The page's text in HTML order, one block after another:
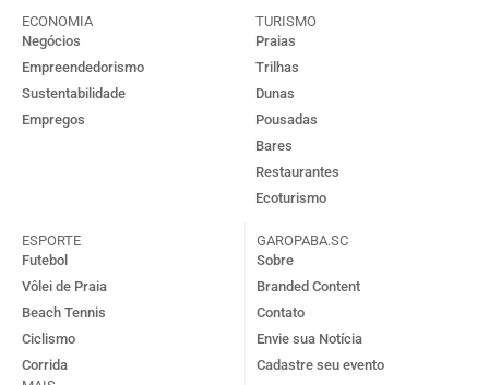
ECONOMIA
Negócios
Empreendedorismo
Sustentabilidade
Empregos
TURISMO
Praias
Trilhas
Dunas
Pousadas
Bares
Restaurantes
Ecoturismo
ESPORTE
Futebol
Vôlei de Praia
Beach Tennis
Ciclismo
Corrida
GAROPABA.SC
Sobre
Branded Content
Contato
Envie sua Notícia
Cadastre seu evento